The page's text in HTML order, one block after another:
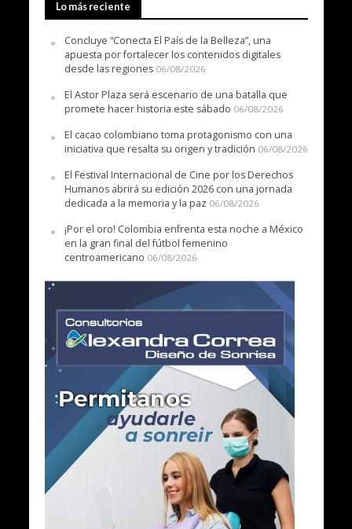
Lo más reciente
Concluye “Conecta El País de la Belleza”, una
apuesta por fortalecer los contenidos digitales
desde las regiones 06/08/2026
El Astor Plaza será escenario de una batalla que
promete hacer historia este sábado 06/08/2026
El cacao colombiano toma protagonismo con una
iniciativa que resalta su origen y tradición 06/08/2026
El Festival Internacional de Cine por los Derechos
Humanos abrirá su edición 2026 con una jornada
dedicada a la memoria y la paz 06/08/2026
¡Por el oro! Colombia enfrenta esta noche a México
en la gran final del fútbol femenino
centroamericano 06/08/2026